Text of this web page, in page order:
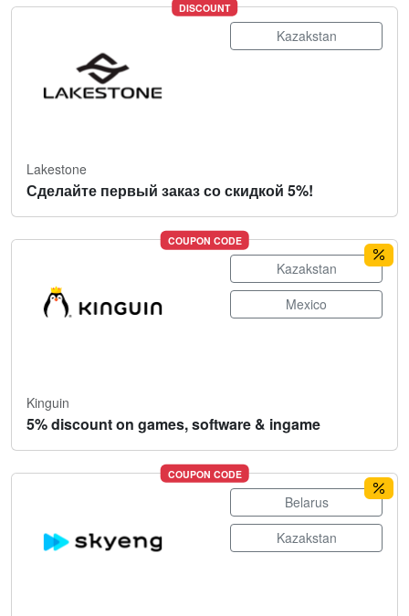
DISCOUNT
Kazakstan
Lakestone
Сделайте первый заказ со скидкой 5%!
COUPON CODE
Kazakstan
Mexico
Kinguin
5% discount on games, software & ingame
COUPON CODE
Belarus
Kazakstan